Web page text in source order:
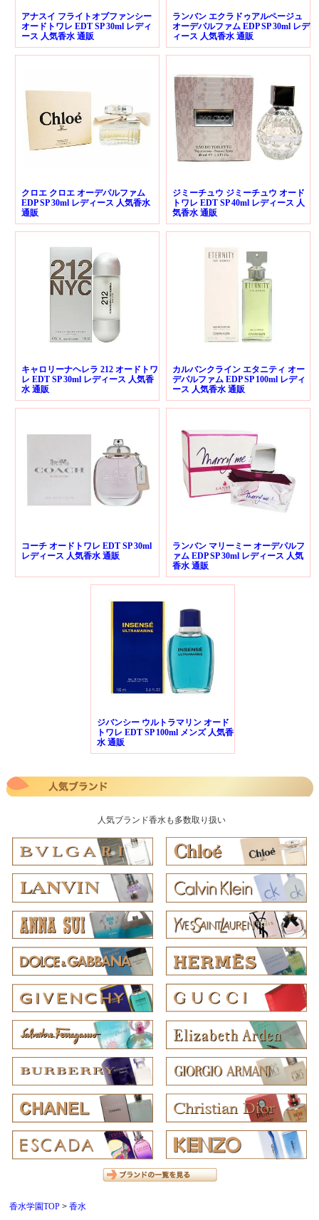
アナスイ フライトオブファンシー
オードトワレ EDT SP 30ml レディ
ース 人気香水 通販
ランバン エクラドゥアルページュ
オーデパルファム EDP SP 30ml レデ
ィース 人気香水 通販
クロエ クロエ オーデパルファム
EDP SP 30ml レディース 人気香水
通販
ジミーチュウ ジミーチュウ オード
トワレ EDT SP 40ml レディース 人
気香水 通販
キャロリーナヘレラ 212 オードトワ
レ EDT SP 30ml レディース 人気香
水 通販
カルバンクライン エタニティ オー
デパルファム EDP SP 100ml レディ
ース 人気香水 通販
コーチ オードトワレ EDT SP 30ml
レディース 人気香水 通販
ランバン マリーミー オーデパルフ
ァム EDP SP 30ml レディース 人気
香水 通販
ジバンシー ウルトラマリン オード
トワレ EDT SP 100ml メンズ 人気香
水 通販
人気ブランド香水も多数取り扱い
香水学園TOP 香水